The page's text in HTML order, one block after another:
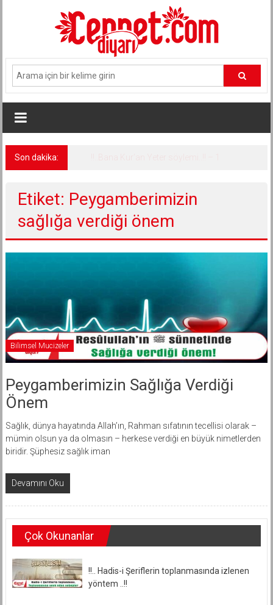
Son dakika:
Etiket: Peygamberimizin
sağlığa verdiği önem
Bilimsel Mucizeler
Peygamberimizin Sağlığa Verdiği
Önem
Sağlık, dünya hayatında Allah’ın, Rahman sıfatının tecellisi olarak –
mümin olsun ya da olmasın – herkese verdiği en büyük nimetlerden
biridir. Şüphesiz sağlık iman
Devamını Oku
Çok Okunanlar
!!.. Hadis-i Şeriflerin toplanmasında izlenen
yöntem ..!!